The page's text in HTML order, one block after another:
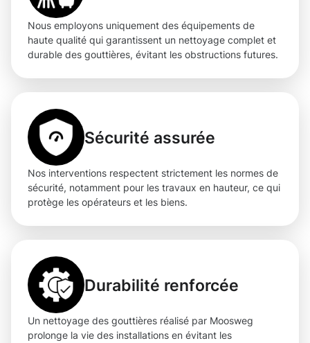
Nous employons uniquement des équipements de
haute qualité qui garantissent un nettoyage complet et
durable des gouttières, évitant les obstructions futures.
Sécurité assurée
Nos interventions respectent strictement les normes de
sécurité, notamment pour les travaux en hauteur, ce qui
protège les opérateurs et les biens.
Durabilité renforcée
Un nettoyage des gouttières réalisé par Moosweg
prolonge la vie des installations en évitant les